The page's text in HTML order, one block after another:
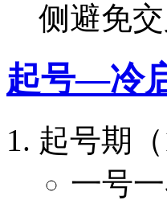
侧避免交
起号—冷
起号期（
一号